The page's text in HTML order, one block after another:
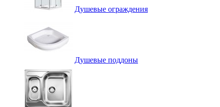
Душевые ограждения
Душевые поддоны